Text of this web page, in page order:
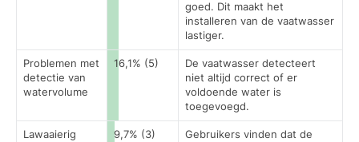
goed. Dit maakt het
installeren van de vaatwasser
lastiger.
Problemen met
detectie van
watervolume
16,1% (5)
De vaatwasser detecteert
niet altijd correct of er
voldoende water is
toegevoegd.
Lawaaierig 9,7% (3)
Gebruikers vinden dat de